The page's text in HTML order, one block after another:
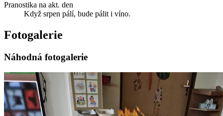
Pranostika na akt. den
Když srpen pálí, bude pálit i víno.
Fotogalerie
Náhodná fotogalerie